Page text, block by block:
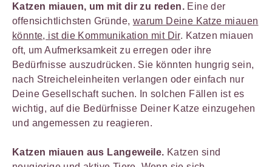
Katzen miauen, um mit dir zu reden. Eine der
offensichtlichsten Gründe, warum Deine Katze miauen
könnte, ist die Kommunikation mit Dir. Katzen miauen
oft, um Aufmerksamkeit zu erregen oder ihre
Bedürfnisse auszudrücken. Sie könnten hungrig sein,
nach Streicheleinheiten verlangen oder einfach nur
Deine Gesellschaft suchen. In solchen Fällen ist es
wichtig, auf die Bedürfnisse Deiner Katze einzugehen
und angemessen zu reagieren.
Katzen miauen aus Langeweile. Katzen sind